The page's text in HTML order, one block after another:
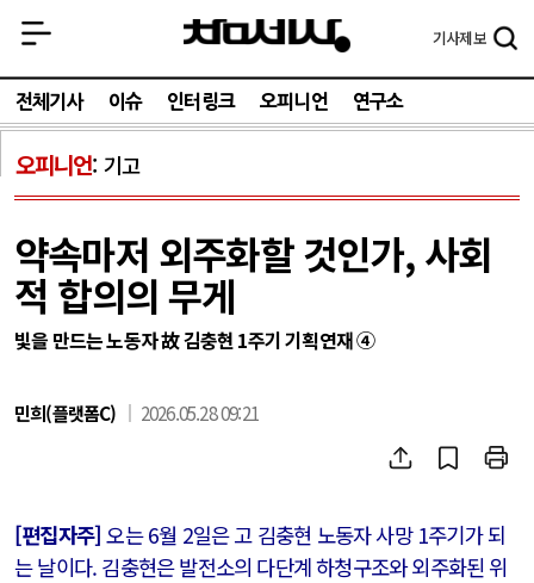
기사제보
전체기사 이슈 인터링크 오피니언 연구소
오피니언 기고
약속마저 외주화할 것인가, 사회
적 합의의 무게
빛을 만드는 노동자 故 김충현 1주기 기획연재 ④
민희(플랫폼C) 2026.05.28 09:21
[편집자주] 오는 6월 2일은 고 김충현 노동자 사망 1주기가 되
는 날이다. 김충현은 발전소의 다단계 하청구조와 외주화된 위